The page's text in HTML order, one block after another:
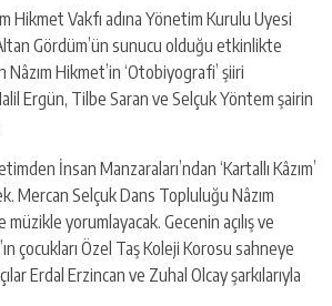
Hikmet Vakfı adına Yönetim Kurulu Uyesi
Gördüm’ün sunucu olduğu etkinlikte
Nâzım Hikmet’in ‘Otobiyografi’ şiiri
Ergün, Tilbe Saran ve Selçuk Yöntem şairin
İnsan Manzaraları’ndan ‘Kartallı Kâzım’
Mercan Selçuk Dans Topluluğu Nâzım
yorumlayacak. Gecenin açılış ve
çocukları Özel Taş Koleji Korosu sahneye
Erdal Erzincan ve Zuhal Olcay şarkılarıyla